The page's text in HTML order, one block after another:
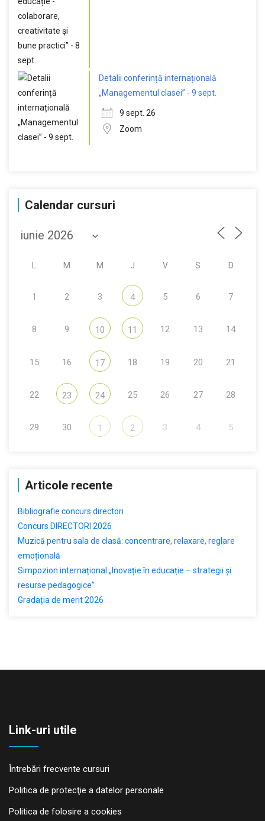
Detalii conferință internațională
„Managementul clasei” - 9 sept.
9 sept. 26
Zoom
Calendar cursuri
M M J V S D
1 2 3 4 5 6 7
8 9 10 11 12 13 14
15 16 17 18 19 20 21
22 23 24 25 26 27 28
29 30 1 2 3 4 5
Articole recente
Bibliografie concurs directori
Concurs DIRECTORI 2026
Muzică pentru sala de clasă: concentrare, relaxare, reglare
emoțională
Simpozion internațional „Inovație în educație – strategii și
resurse pedagogice”
Gradația de merit 2026
Link-uri utile
Întrebări frecvente cursuri
Politica de protecţie a datelor personale
Politica de folosire a cookies